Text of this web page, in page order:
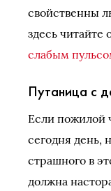
свойственны
здесь читайте
слабым
Путаница с
Если пожилой
сегодня день,
страшного в
должна